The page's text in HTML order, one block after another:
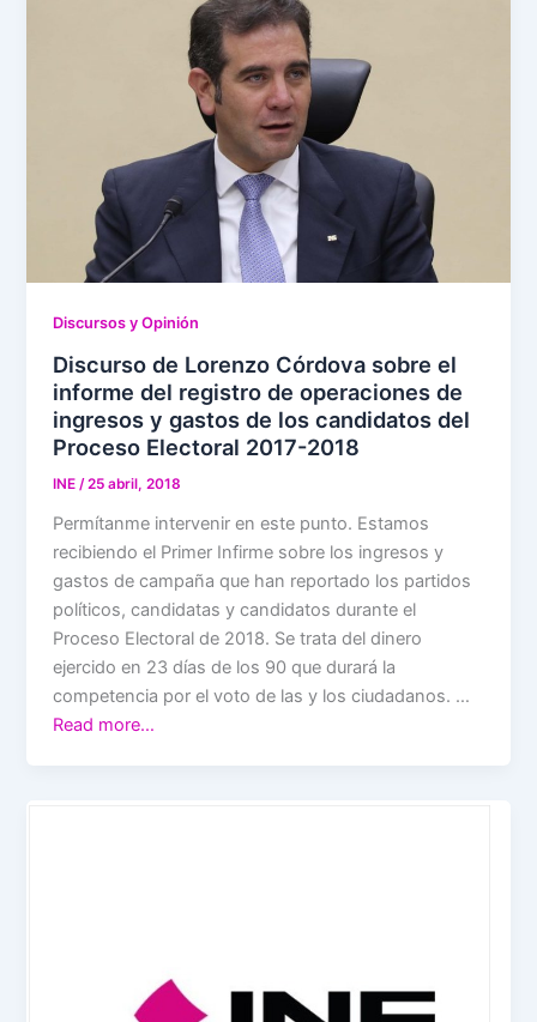
Discursos y Opinión
Discurso de Lorenzo Córdova sobre el
informe del registro de operaciones de
ingresos y gastos de los candidatos del
Proceso Electoral 2017-2018
INE/25 abril, 2018
Permítanme intervenir en este punto. Estamos
recibiendo el Primer Infirme sobre los ingresos y
gastos de campaña que han reportado los partidos
políticos, candidatas y candidatos durante el
Proceso Electoral de 2018. Se trata del dinero
ejercido en 23 días de los 90 que durará la
competencia por el voto de las y los ciudadanos. …
Read more…